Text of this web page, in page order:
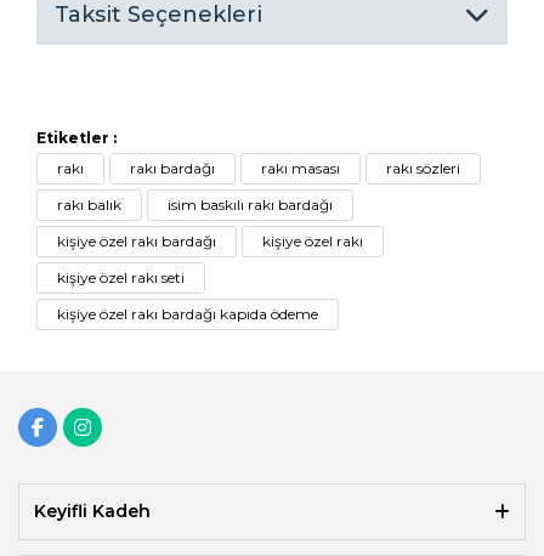
Taksit Seçenekleri
Etiketler :
rakı
rakı bardağı rakı masası
rakı sözleri
rakı balık
isim baskılı rakı bardağı
kişiye özel rakı bardağı
kişiye özel rakı
kişiye özel rakı seti
kişiye özel rakı bardağı kapıda ödeme
Keyifli Kadeh